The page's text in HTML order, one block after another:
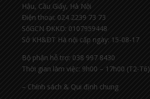
Hậu, Cầu Giấy, Hà Nội
Điện thoại: 024 2239 73 73
SốGCN ĐKKD: 0107959448
Sở KH&ĐT Hà nội cấp ngày: 15-08-17
Bộ phận hỗ trợ: 038 997 8430
Thời gian làm việc: 9h00 – 17h00 (T2-T6)
– Chính sách & Qui định chung